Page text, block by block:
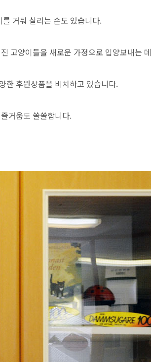
거둬 살리는 손도 있습니다.
고양이들을 새로운 가정으로 입양보내는 데
한 후원상품을 비치하고 있습니다.
거움도 쏠쏠합니다.